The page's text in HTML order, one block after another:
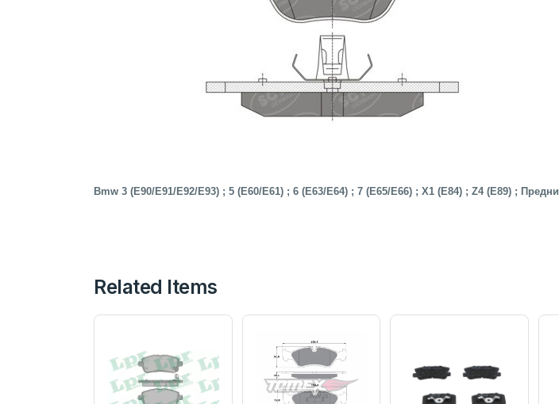
Bmw 3 (E90/E91/E92/E93) ; 5 (E60/E61) ; 6 (E63/E64) ; 7 (E65/E66) ; X1 (E84) ; Z4 (E89) ; Предни
Related Items